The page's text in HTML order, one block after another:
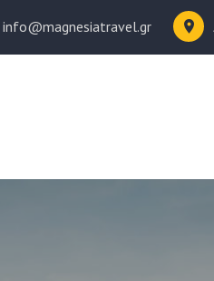
info@magnesiatravel.gr